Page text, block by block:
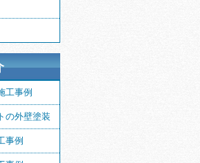
工事例
の外壁塗装
事例